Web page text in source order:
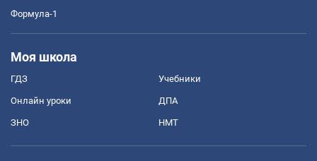
Формула-1
Моя школа
ГДЗ Учебники
Онлайн уроки ДПА
ЗНО НМТ